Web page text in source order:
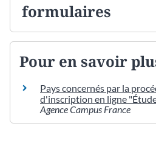
formulaires
Pour en savoir
Pays concernés par la
d'inscription en ligne
Agence Campus France